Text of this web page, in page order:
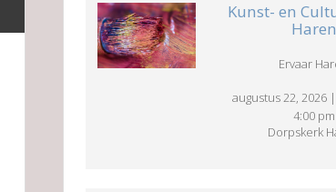
Kunst- en
Haren
Ervaar
augustus 22, 2026 |
4:00 pm
Dorpskerk